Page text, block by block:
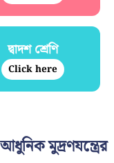
দ্বাদশ শ্রেণি
Click here
মুদ্রণযন্ত্রের